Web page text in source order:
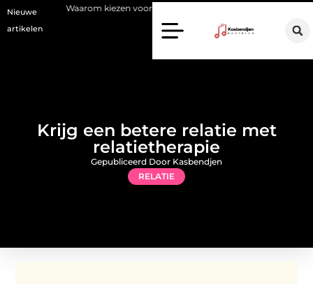
Nieuwe
artikelen
kiezen voor een stukadoor in Amersfoort?
Krijg een betere relatie met
relatietherapie
RELATIE
Gepubliceerd Door Kasbendjen